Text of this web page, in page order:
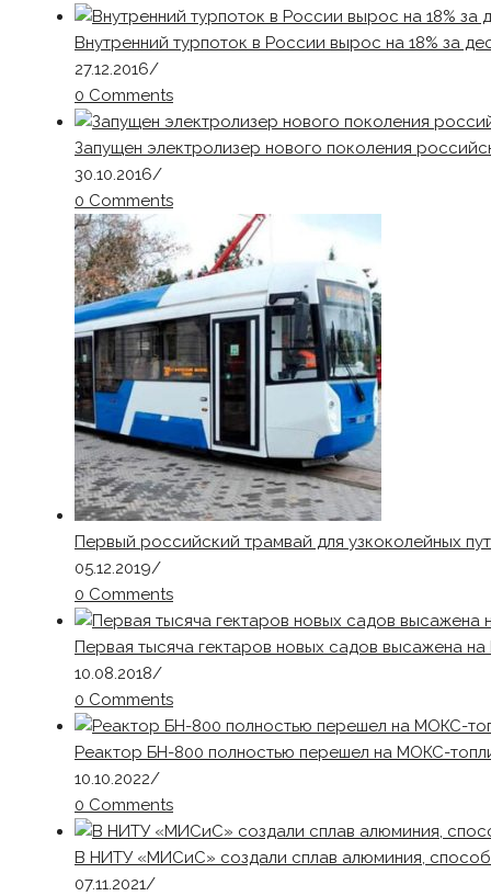
Внутренний турпоток в России вырос на 18% за
27.12.2016/
0 Comments
Запущен электролизер нового поколения
30.10.2016/
0 Comments
Первый российский трамвай для узкоколейных
05.12.2019/
0 Comments
Первая тысяча гектаров новых садов высажена на
10.08.2018/
0 Comments
Реактор БН-800 полностью перешел на МОКС-
10.10.2022/
0 Comments
В НИТУ «МИСиС» создали сплав алюминия,
07.11.2021/